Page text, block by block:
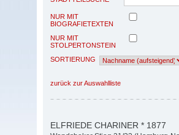
NUR MIT
BIOGRAFIETEXTEN
NUR MIT
STOLPERTONSTEIN
SORTIERUNG
zurück zur Auswahlliste
ELFRIEDE CHARINER * 1877